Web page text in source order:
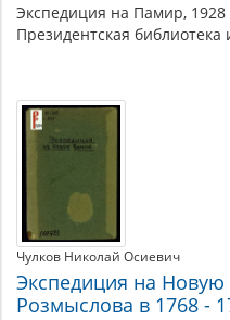
Экспедиция на Памир, 1928
Президентская
Чулков Николай Осиевич
Экспедиция на
Розмыслова в 1768 -